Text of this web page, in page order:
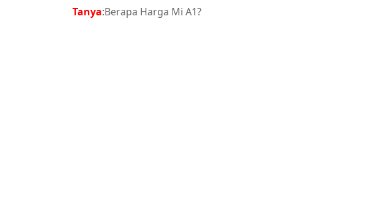
Tanya:Berapa Harga Mi A1?